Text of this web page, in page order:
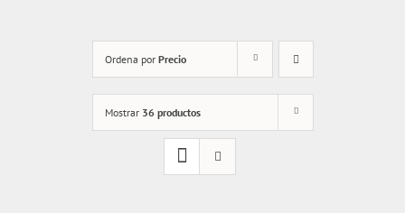
Ordena por Precio
Mostrar 36 productos